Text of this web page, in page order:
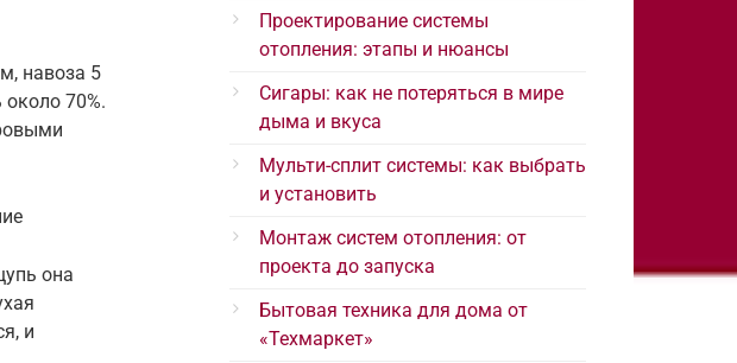
навоза 5
70%.
она
и
Проектирование системы
отопления: этапы и нюансы
Сигары: как не потеряться в мире
дыма и вкуса
Мульти-сплит системы: как выбрать
и установить
Монтаж систем отопления: от
проекта до запуска
Бытовая техника для дома от
«Техмаркет»